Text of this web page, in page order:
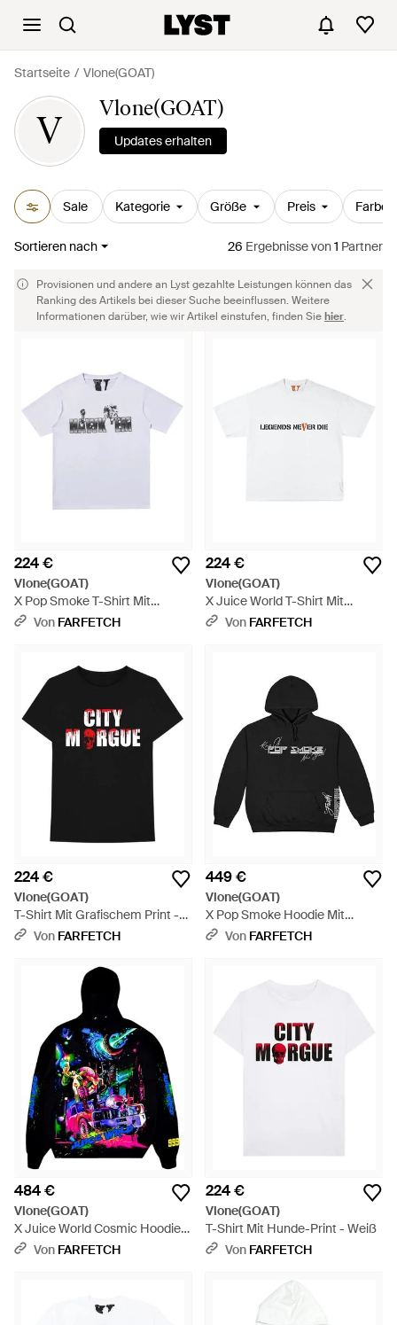
Startseite Vlone(GOAT)
V
Vlone(GOAT)
Updates erhalten
Sale Kategorie Größe Preis Farbe
Sortieren nach 26 Ergebnissevon1 Partner
Provisionen und andere an Lyst gezahlte Leistungen können das
Ranking des Artikels bei dieser Suche beeinflussen. Weitere
Informationen darüber, wie wir Artikel einstufen, finden Siehier.
224 €
Vlone(GOAT)
X Pop Smoke T-Shirt Mit
Grafischem Print - Weiß
Von FARFETCH
224 €
Vlone(GOAT)
X Juice World T-Shirt Mit
Rundem Ausschnitt - Weiß
Von FARFETCH
224 €
Vlone(GOAT)
T-Shirt Mit Grafischem Print -
Schwarz
Von FARFETCH
449 €
Vlone(GOAT)
X Pop Smoke Hoodie Mit
Grafischem Print - Schwarz
Von FARFETCH
484 €
Vlone(GOAT)
X Juice World Cosmic Hoodie -
Schwarz
Von FARFETCH
224 €
Vlone(GOAT)
T-Shirt Mit Hunde-Print - Weiß
Von FARFETCH